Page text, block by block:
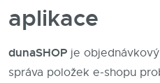
aplikace
dunaSHOP je
správa položek e-shopu